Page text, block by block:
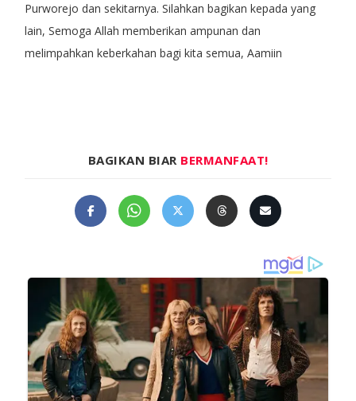
Purworejo dan sekitarnya. Silahkan bagikan kepada yang
lain, Semoga Allah memberikan ampunan dan
melimpahkan keberkahan bagi kita semua, Aamiin
BAGIKAN BIAR BERMANFAAT!